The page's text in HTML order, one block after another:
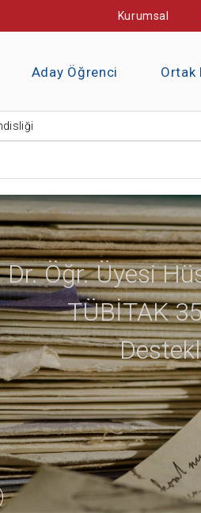
Kurumsal
Aday Öğrenci Ortak
Devamı
Öğr. Üyesi
TÜBİTAK